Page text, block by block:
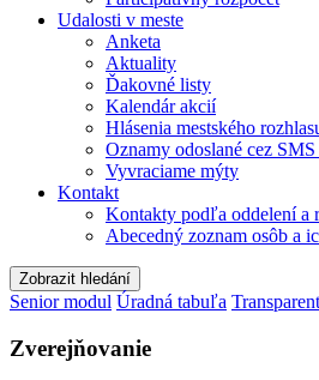
Udalosti v meste
Anketa
Aktuality
Ďakovné listy
Kalendár akcií
Hlásenia mestského
Oznamy odoslané cez
Vyvraciame mýty
Kontakt
Kontakty podľa oddelení a
Abecedný zoznam osôb a
Zobrazit hledání
Senior modul Úradná tabuľa
Zverejňovanie